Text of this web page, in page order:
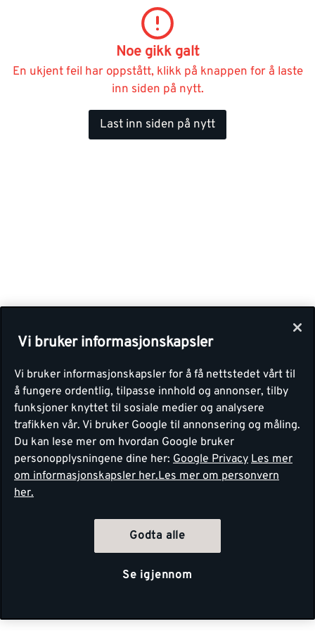
Noe gikk galt
En ukjent feil har oppstått, klikk på knappen for å laste
inn siden på nytt.
Last inn siden på nytt
Vi bruker informasjonskapsler
Vi bruker informasjonskapsler for å få nettstedet vårt til
å fungere ordentlig, tilpasse innhold og annonser, tilby
funksjoner knyttet til sosiale medier og analysere
trafikken vår. Vi bruker Google til annonsering og måling.
Du kan lese mer om hvordan Google bruker
personopplysningene dine her: Google Privacy Les mer
om informasjonskapsler her.Les mer om personvern
her.
Godta alle
Se igjennom